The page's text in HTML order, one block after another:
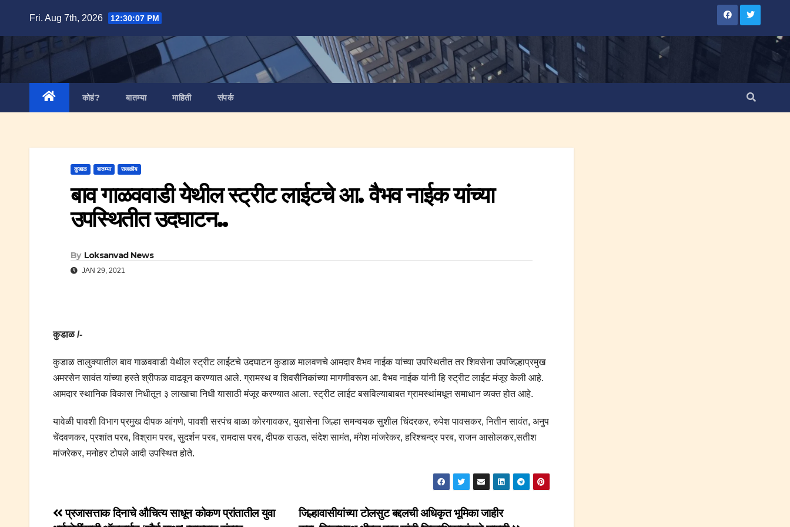
content
Fri. Aug 7th, 2026 12:30:08 PM
कोहं? बातम्या माहिती संपर्क
कुडाळ बातम्या राजकीय
बाव गाळववाडी येथील स्ट्रीट लाईटचे आ. वैभव नाईक यांच्या
उपस्थितीत उदघाटन..
By Loksanvad News
JAN 29, 2021
कुडाळ /-
कुडाळ तालुक्यातील बाव गाळववाडी येथील स्ट्रीट लाईटचे उदघाटन कुडाळ मालवणचे आमदार वैभव नाईक यांच्या उपस्थितीत तर शिवसेना उपजिल्हाप्रमुख
अमरसेन सावंत यांच्या हस्ते श्रीफळ वाढवून करण्यात आले. ग्रामस्थ व शिवसैनिकांच्या मागणीवरून आ. वैभव नाईक यांनी हि स्ट्रीट लाईट मंजूर केली आहे.
आमदार स्थानिक विकास निधीतून ३ लाखाचा निधी यासाठी मंजूर करण्यात आला. स्ट्रीट लाईट बसविल्याबाबत ग्रामस्थांमधून समाधान व्यक्त होत आहे.
यावेळी पावशी विभाग प्रमुख दीपक आंगणे, पावशी सरपंच बाळा कोरगावकर, युवासेना जिल्हा समन्वयक सुशील चिंदरकर, रुपेश पावसकर, नितीन सावंत, अनुप
चेंदवणकर, प्रशांत परब, विश्राम परब, सुदर्शन परब, रामदास परब, दीपक राऊत, संदेश सामंत, मंगेश मांजरेकर, हरिश्चन्द्र परब, राजन आसोलकर,सतीश
मांजरेकर, मनोहर टोपले आदी उपस्थित होते.
Post
जिल्हावासीयांच्या टोलसुट बद्दलची अधिकृत भूमिका जाहीर
प्रजासत्ताक दिनाचे औचित्य साधून कोकण प्रांतातील युवा